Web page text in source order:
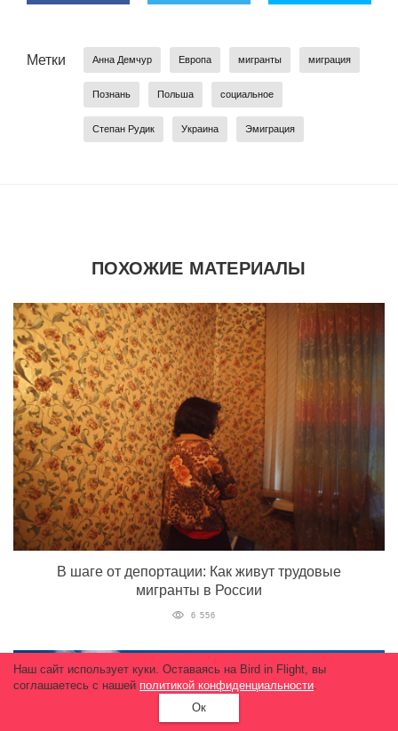
Метки Анна Демчур Европа мигранты миграция
Познань Польша социальное
Степан Рудик Украина Эмиграция
ПОХОЖИЕ МАТЕРИАЛЫ
В шаге от депортации: Как живут трудовые
мигранты в России
6 556
Наш сайт использует куки. Оставаясь на Bird in Flight, вы
соглашаетесь с нашей политикой конфиденциальности.
Ок